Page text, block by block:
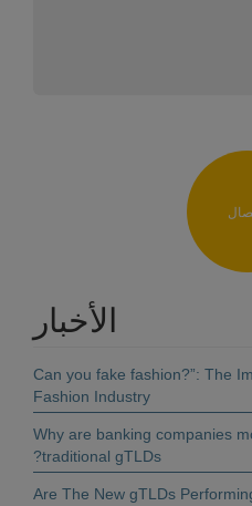
الأخبار
“Can you fake fashion?”: The
Fashion Industry
Why are banking companies
traditional gTLDs?
Are The New gTLDs